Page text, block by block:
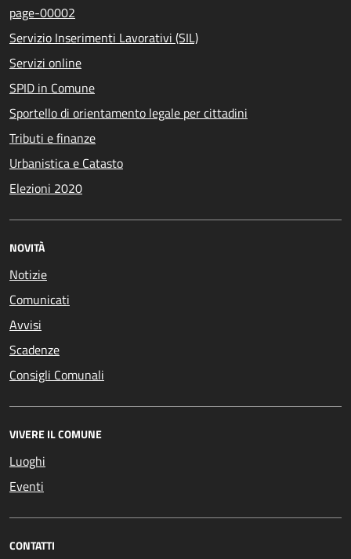
page-00002
Servizio Inserimenti Lavorativi (SIL)
Servizi online
SPID in Comune
Sportello di orientamento legale per cittadini
Tributi e finanze
Urbanistica e Catasto
Elezioni 2020
NOVITÀ
Notizie
Comunicati
Avvisi
Scadenze
Consigli Comunali
VIVERE IL COMUNE
Luoghi
Eventi
CONTATTI